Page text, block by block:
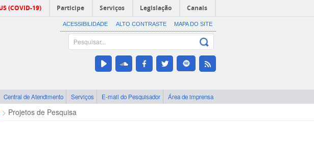
(COVID-19) Participe Serviços Legislação Canais
ACESSIBILIDADE ALTO CONTRASTE MAPA DO SITE
Central de Atendimento Serviços E-mail do Pesquisador Área de imprensa
Projetos de Pesquisa